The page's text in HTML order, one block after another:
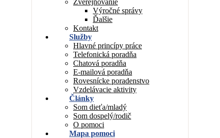
Zverejňovanie
Výročné správy
Ďalšie
Kontakt
Služby
Hlavné princípy práce
Telefonická poradňa
Chatová poradňa
E-mailová poradňa
Rovesnícke poradenstvo
Vzdelávacie aktivity
Články
Som dieťa/mladý
Som dospelý/rodič
O pomoci
Mapa pomoci